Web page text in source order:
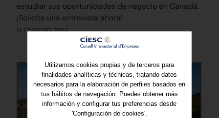
estudiar sus oportunidades de negocio en Canadá.
¡Solicita una entrevista ahora!
11 FEBRERO 2013
Utilizamos cookies propias y de terceros para
finalidades analíticas y técnicas, tratando datos
necesarios para la elaboración de perfiles basados en
tus hábitos de navegación. Puedes obtener más
información y configurar tus preferencias desde
'Configuración de cookies'.